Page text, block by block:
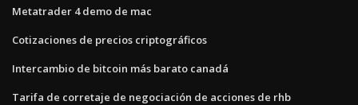
Metatrader 4 demo de mac
Cotizaciones de precios criptográficos
Intercambio de bitcoin más barato canadá
Tarifa de corretaje de negociación de acciones de rhb